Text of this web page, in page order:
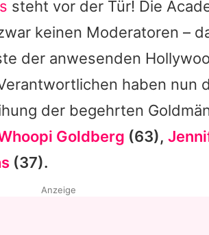
steht vor der Tür! Die
keinen Moderatoren –
der anwesenden
haben nun
der begehrten
Goldberg (63),
(37).
Anzeige